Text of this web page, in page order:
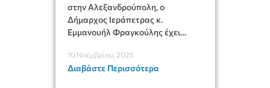
στην Αλεξανδρούπολη, ο
Δήμαρχος Ιεράπετρας κ.
Εμμανουήλ Φραγκούλης έχει
στελέχη της κυβέρνησης,
συναδέλφους Δημάρχους,
10 Νοεμβρίου, 2025
Διαβάστε Περισσότερα